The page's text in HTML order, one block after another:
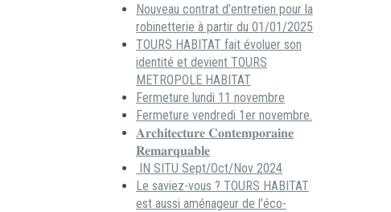
Nouveau contrat d’entretien pour la
robinetterie à partir du 01/01/2025
TOURS HABITAT fait évoluer son
identité et devient TOURS
METROPOLE HABITAT
Fermeture lundi 11 novembre
Fermeture vendredi 1er novembre.
𝐀𝐫𝐜𝐡𝐢𝐭𝐞𝐜𝐭𝐮𝐫𝐞 𝐂𝐨𝐧𝐭𝐞𝐦𝐩𝐨𝐫𝐚𝐢𝐧𝐞
𝐑𝐞𝐦𝐚𝐫𝐪𝐮𝐚𝐛𝐥𝐞
IN SITU Sept/Oct/Nov 2024
Le saviez-vous ? TOURS HABITAT
est aussi aménageur de l’éco-